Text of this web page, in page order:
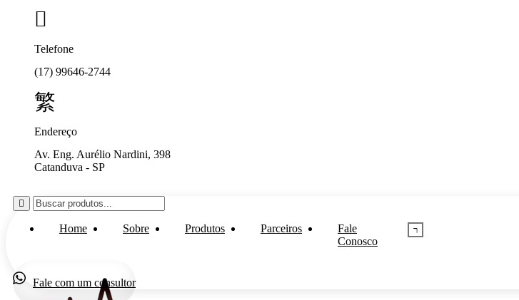
Telefone
(17) 99646-2744
Endereço
Av. Eng. Aurélio Nardini, 398
Catanduva - SP
Home Sobre Produtos Parceiros
Fale
Conosco
Fale com um consultor